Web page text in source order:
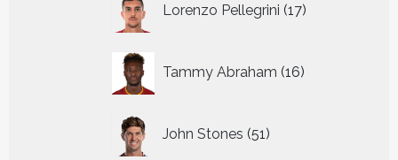
Lorenzo Pellegrini 17
producten
Tammy Abraham 16
producten
John Stones 51
producten